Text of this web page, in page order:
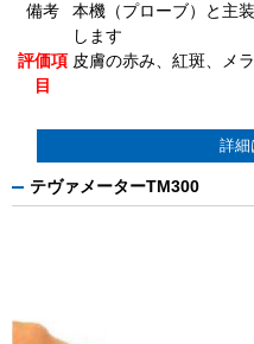
備考
本機（プローブ）と主
します
評価項
目
皮膚の赤み、紅斑、メ
詳細
テヴァメーターTM300